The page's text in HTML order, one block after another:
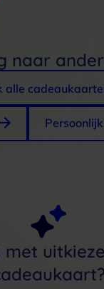
naar
alle
Persoonlijk